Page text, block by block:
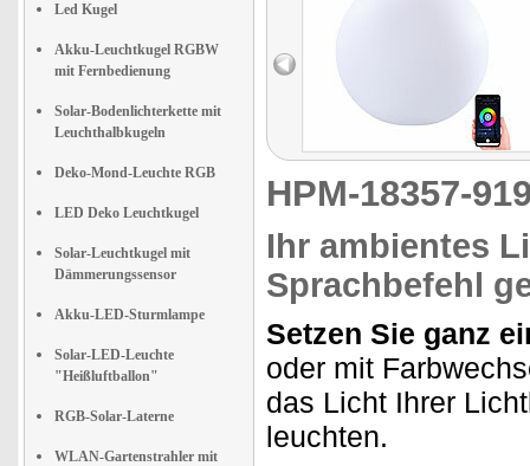
Led Kugel
Akku-Leuchtkugel RGBW
mit Fernbedienung
Solar-Bodenlichterkette mit
Leuchthalbkugeln
Deko-Mond-Leuchte RGB
LED Deko Leuchtkugel
Solar-Leuchtkugel mit
Dämmerungssensor
Akku-LED-Sturmlampe
Solar-LED-Leuchte
"Heißluftballon"
RGB-Solar-Laterne
WLAN-Gartenstrahler mit
HPM-18357-
Ihr ambientes
Sprachbefehl
Setzen Sie ganz
oder mit
das Licht Ihrer
leuchten.